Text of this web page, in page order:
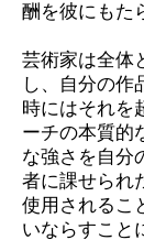
酬を彼にもた
芸術家は全体
し、自分の作
時にはそれを
ーチの本質的
な強さを自分
者に課せられ
使用されるこ
いならすこと